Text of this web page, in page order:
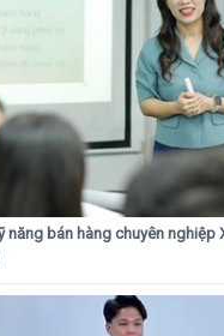
năng bán hàng chuyên nghiệp